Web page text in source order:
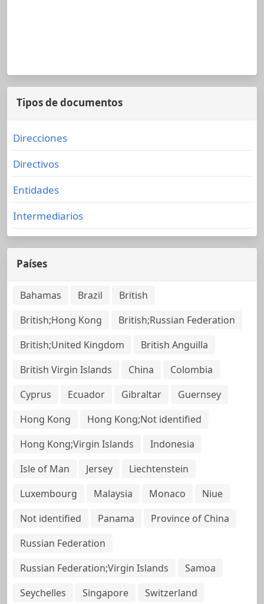
Tipos de documentos
Direcciones
Directivos
Entidades
Intermediarios
Países
Bahamas Brazil
British
British;Hong Kong
British;Russian Federation
British;United Kingdom
British Anguilla
British Virgin Islands
China
Colombia
Cyprus
Ecuador Gibraltar
Guernsey
Hong Kong
Hong Kong;Not identified
Hong Kong;Virgin Islands
Indonesia
Isle of Man
Jersey
Liechtenstein
Luxembourg
Malaysia Monaco
Niue
Not identified
Panama
Province of China
Russian Federation
Russian Federation;Virgin Islands
Samoa
Seychelles
Singapore Switzerland